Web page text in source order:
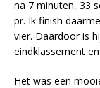
na 7 minuten, 33
pr. Ik finish
vier. Daardoor is
eindklassement
Het was een